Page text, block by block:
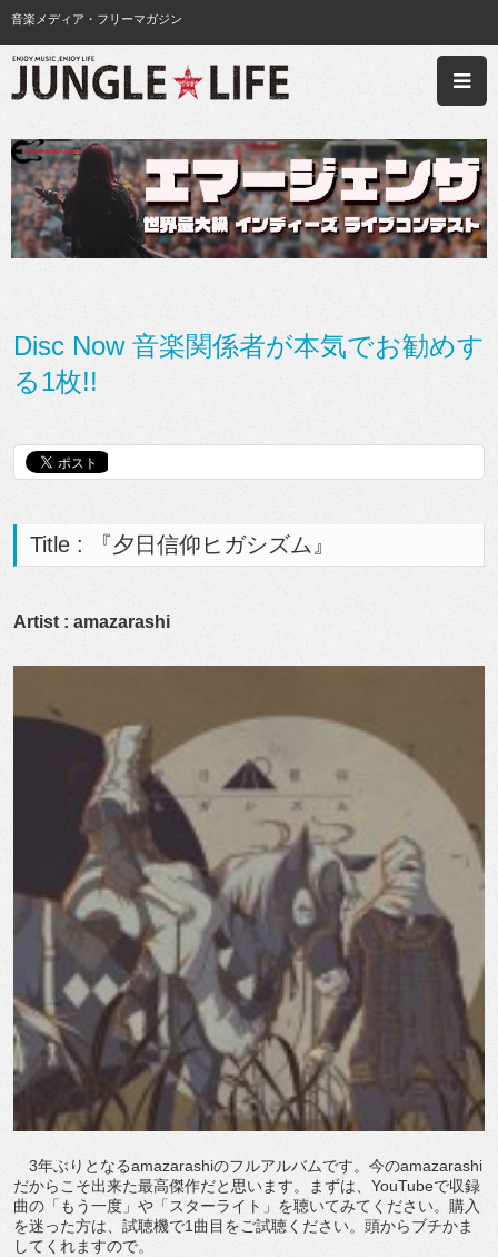
音楽メディア・フリーマガジン
Disc Now 音楽関係者が本気でお勧めす
る1枚!!
Title : 『夕日信仰ヒガシズム』
Artist : amazarashi
3年ぶりとなるamazarashiのフルアルバムです。今のamazarashi
だからこそ出来た最高傑作だと思います。まずは、YouTubeで収録
曲の「もう一度」や「スターライト」を聴いてみてください。購入
を迷った方は、試聴機で1曲目をご試聴ください。頭からブチかま
してくれますので。